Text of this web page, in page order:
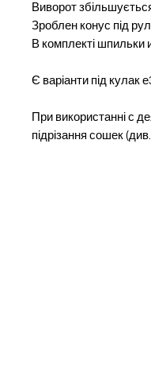
Виворот
Зроблен конус під
В комплекті шпильки
Є варіанти під кулак
При використанні с
підрізання сошек